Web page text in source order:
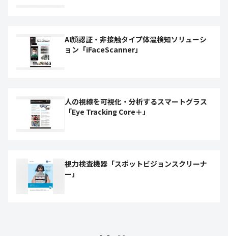
AI顔認証・非接触タイプ体温検知ソリューシ
ョン「iFaceScanner」
人の視線を可視化・分析するスマートグラス
「Eye Tracking Core＋」
視力検査機器「スポットビジョンスクリーナ
ー」